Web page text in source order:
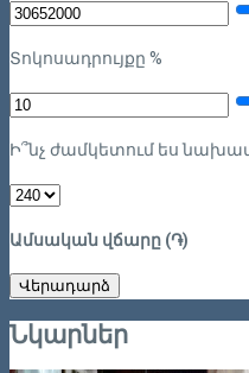
Տոկոսադրույքը %
Ի՞նչ ժամկետում ես
Ամսական վճարը (֏)
Վերադարձ
Նկարներ